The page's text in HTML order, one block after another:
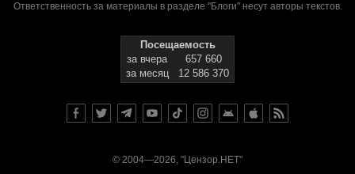
Ответственность за материалы в разделе "Блоги" несут авторы текстов.
Посещаемость
за вчера
657 660
за месяц
12 586 370
© 2004—2026, "Цензор.НЕТ"